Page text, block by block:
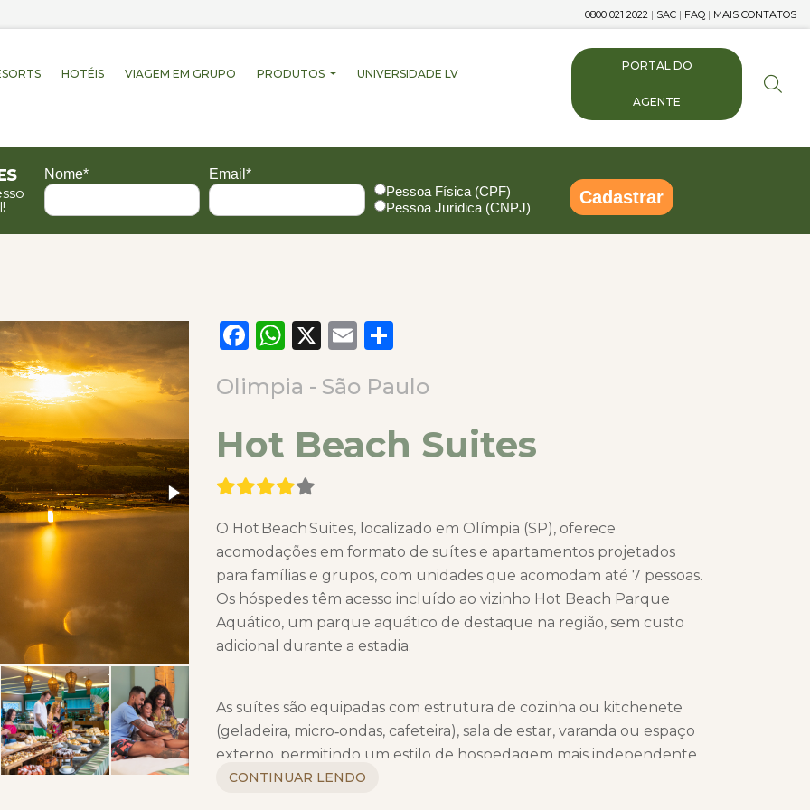
0800 021 2022 | SAC | FAQ | MAIS CONTATOS
HOTÉIS VIAGEM EM GRUPO PRODUTOS UNIVERSIDADE LV
PORTAL DO
AGENTE
Nome*
Email*
Pessoa Física (CPF)
Pessoa Jurídica (CNPJ)
Cadastrar
Facebook
WhatsApp
X Email
Olimpia - São Paulo
Hot Beach Suites
O Hot Beach Suites, localizado em Olímpia (SP), oferece
acomodações em formato de suítes e apartamentos projetados
para famílias e grupos, com unidades que acomodam até 7 pessoas.
Os hóspedes têm acesso incluído ao vizinho Hot Beach Parque
Aquático, um parque aquático de destaque na região, sem custo
adicional durante a estadia.
As suítes são equipadas com estrutura de cozinha ou kitchenete
(geladeira, micro‑ondas, cafeteira), sala de estar, varanda ou espaço
externo, permitindo um estilo de hospedagem mais independente.
Além disso, o resort conta com piscina externa, área infantil, clube
CONTINUAR LENDO